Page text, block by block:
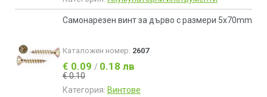
Самонарезен винт за дърво с размери 5x70mm
Каталожен номер: 2607
€ 0.09 / 0.18 лв
€ 0.10
Категория: Винтове